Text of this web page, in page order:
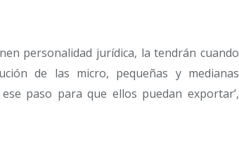
personalidad jurídica, la tendrán cuando
de las micro, pequeñas y medianas
paso para que ellos puedan exportar’,